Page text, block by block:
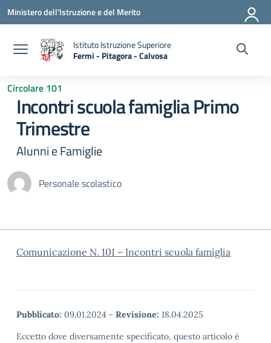
Vai ai contenuti
Vai al menu di navigazione
Vai al footer
Ministero dell'Istruzione e del Merito
Istituto Istruzione Superiore
Fermi - Pitagora - Calvosa
— Visita la pagina iniziale della scuola
Circolare 101
Incontri scuola famiglia Primo
Trimestre
Alunni e Famiglie
Personale scolastico
Comunicazione N. 101 – Incontri scuola famiglia
Pubblicato: 09.01.2024 - Revisione: 18.04.2025
Eccetto dove diversamente specificato, questo articolo è